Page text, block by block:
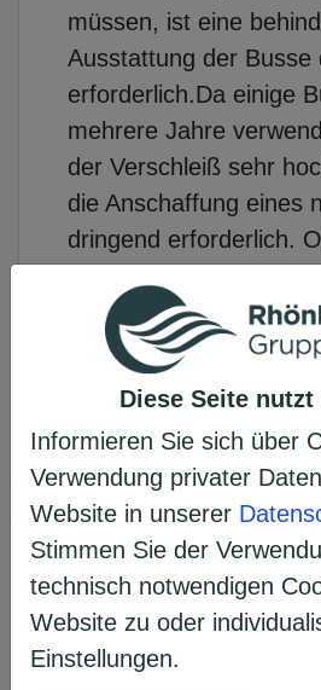
Diese Seite nutzt
Informieren Sie sich über
Verwendung privater
Website in unserer
Stimmen Sie der
technisch notwendigen
Website zu oder
Einstellungen.
müssen, ist eine
Ausstattung der Busse
erforderlich.Da einige
mehrere Jahre
der Verschleiß sehr
die Anschaffung eines
dringend erforderlich.
dieseAufgabe jedoch
meistern. Die
die Stadt und den
Erzählen Sie es Ihren